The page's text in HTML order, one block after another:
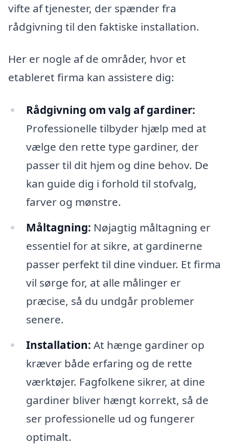
vifte af tjenester, der spænder fra
rådgivning til den faktiske installation.
Her er nogle af de områder, hvor et
etableret firma kan assistere dig:
Rådgivning om valg af gardiner:
Professionelle tilbyder hjælp med at
vælge den rette type gardiner, der
passer til dit hjem og dine behov. De
kan guide dig i forhold til stofvalg,
farver og mønstre.
Måltagning: Nøjagtig måltagning er
essentiel for at sikre, at gardinerne
passer perfekt til dine vinduer. Et firma
vil sørge for, at alle målinger er
præcise, så du undgår problemer
senere.
Installation: At hænge gardiner op
kræver både erfaring og de rette
værktøjer. Fagfolkene sikrer, at dine
gardiner bliver hængt korrekt, så de
ser professionelle ud og fungerer
optimalt.